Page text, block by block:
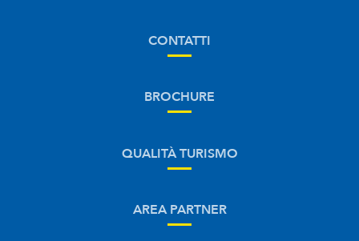
CONTATTI
BROCHURE
QUALITÀ TURISMO
AREA PARTNER